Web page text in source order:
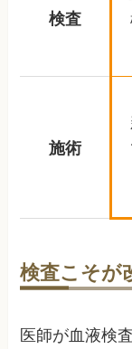
検査
施術
検査こそが
医師が血液検